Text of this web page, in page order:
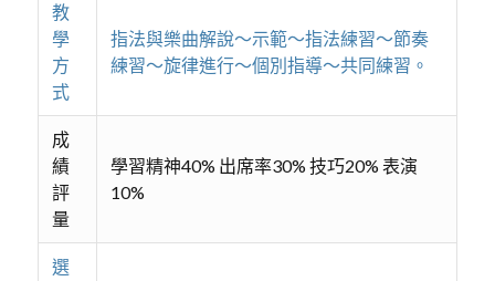
教
學
方
式
指法與樂曲解說～示範～指法練習～節奏
練習～旋律進行～個別指導～共同練習。
成
績
評
量
學習精神40% 出席率30% 技巧20% 表演
10%
選